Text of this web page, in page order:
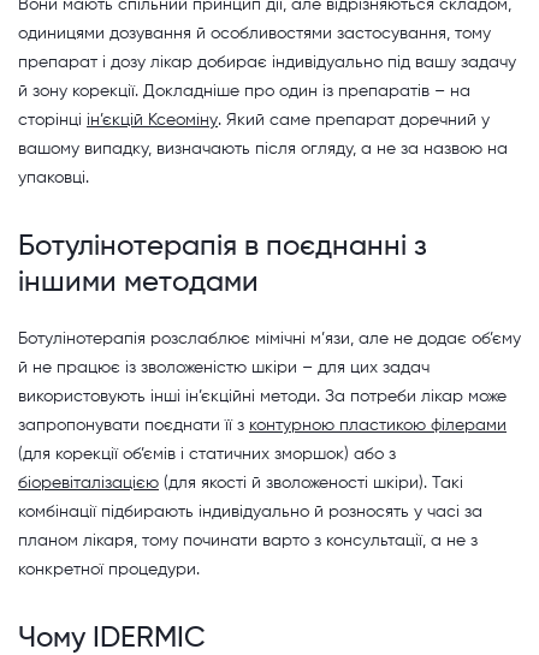
Вони мають спільний принцип дії, але відрізняються складом,
одиницями дозування й особливостями застосування, тому
препарат і дозу лікар добирає індивідуально під вашу задачу
й зону корекції. Докладніше про один із препаратів – на
сторінці ін’єкцій Ксеоміну. Який саме препарат доречний у
вашому випадку, визначають після огляду, а не за назвою на
упаковці.
Ботулінотерапія в поєднанні з
іншими методами
Ботулінотерапія розслаблює мімічні м’язи, але не додає об’єму
й не працює із зволоженістю шкіри – для цих задач
використовують інші ін’єкційні методи. За потреби лікар може
запропонувати поєднати її з контурною пластикою філерами
(для корекції об’ємів і статичних зморшок) або з
біоревіталізацією (для якості й зволоженості шкіри). Такі
комбінації підбирають індивідуально й розносять у часі за
планом лікаря, тому починати варто з консультації, а не з
конкретної процедури.
Чому IDERMIC